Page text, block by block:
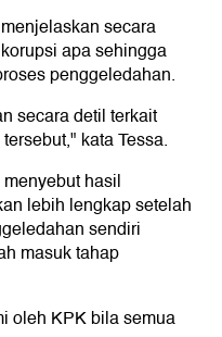
secara
apa sehingga
penggeledahan.
secara detil terkait
kata Tessa.
hasil
lebih lengkap setelah
sendiri
masuk tahap
oleh KPK bila semua